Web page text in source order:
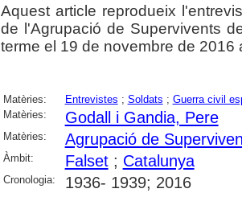
Aquest article reprodueix
de l'Agrupació de Supervivents
terme el 19 de novembre de 2016
Matèries: Entrevistes ; Soldats ; Guerra civil
Matèries:
Godall i Gandia, Pere
Matèries: Agrupació de
Àmbit: Falset; Catalunya
Cronologia: 1936- 1939; 2016